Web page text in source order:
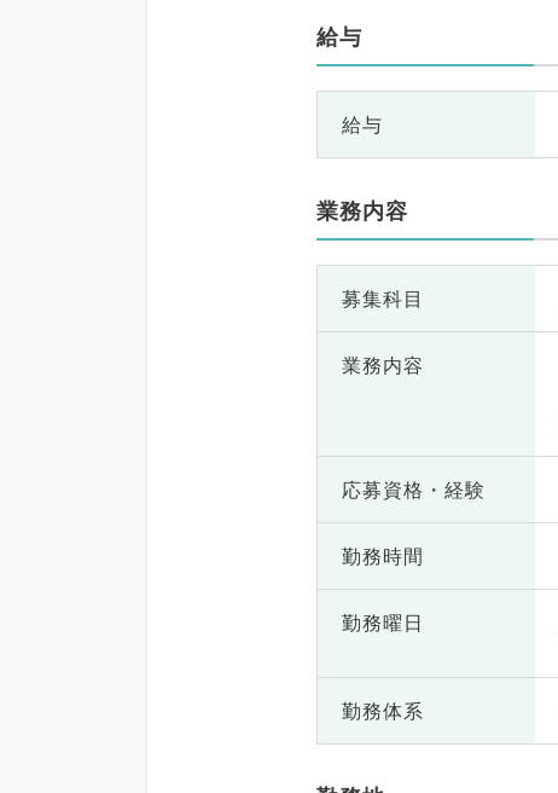
給与
給与
業務内容
募集科目
業務内容
応募資格・ 経験
勤務時間
勤務曜日
勤務体系